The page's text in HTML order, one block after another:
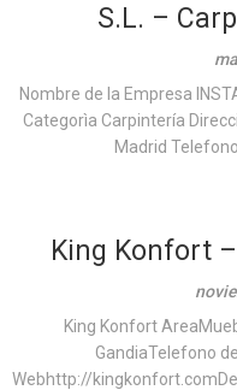
S.L. –
Nombre de la Empresa
Categorìa Carpintería
Madrid
King Konfort
King Konfort
GandiaTelefono
Webhttp://